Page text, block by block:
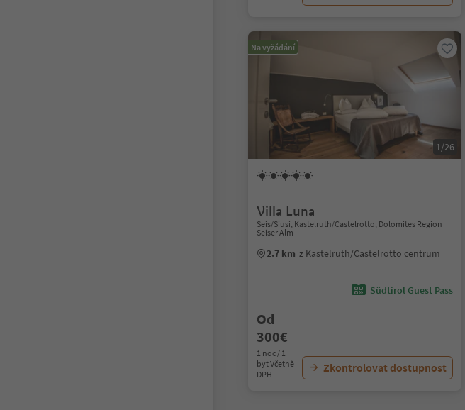
Na vyžádání
1/26
Villa Luna
Seis/Siusi, Kastelruth/Castelrotto, Dolomites Region
Seiser Alm
2.7 km z Kastelruth/Castelrotto centrum
Südtirol Guest Pass
Od
300€
1 noc / 1
byt Včetně
DPH
Zkontrolovat dostupnost